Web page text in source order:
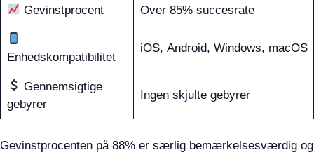
Gevinstprocent Over 85% succesrate
Enhedskompatibilitet
iOS, Android, Windows, macOS
Gennemsigtige
gebyrer
Ingen skjulte gebyrer
Gevinstprocenten på 88% er særlig bemærkelsesværdig og